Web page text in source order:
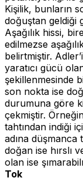
Kişilik, bunların
doğuştan geldiği
Aşağılık hissi,
edilmezse
belirtmiştir.
yaratıcı gücü
şekillenmesinde
son nokta ise
durumuna göre
çekmiştir.
tahtından indiği
adına düşmanca
doğan ise hırslı
olan ise
Tok